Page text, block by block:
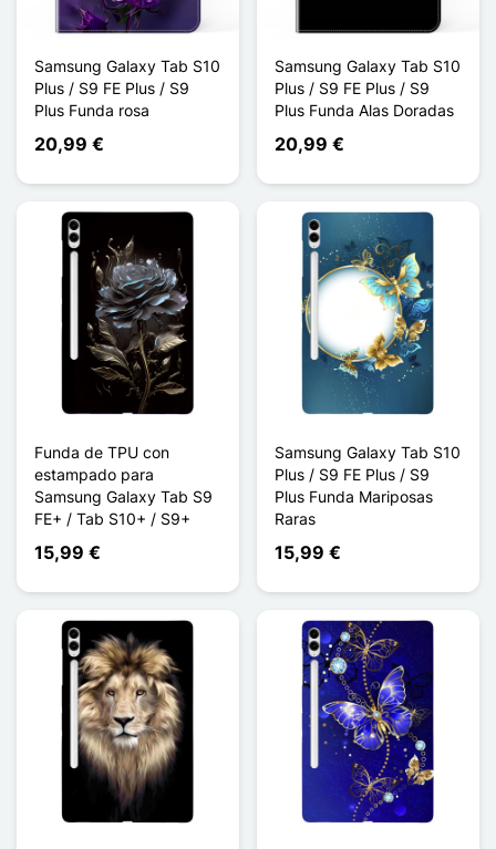
Samsung Galaxy Tab S10
Plus / S9 FE Plus / S9
Plus Funda rosa
20,99 €
Samsung Galaxy Tab S10
Plus / S9 FE Plus / S9
Plus Funda Alas Doradas
20,99 €
Funda de TPU con
estampado para
Samsung Galaxy Tab S9
FE+ / Tab S10+ / S9+
15,99 €
Samsung Galaxy Tab S10
Plus / S9 FE Plus / S9
Plus Funda Mariposas
Raras
15,99 €